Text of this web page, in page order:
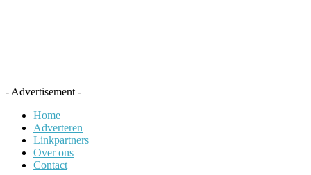
- Advertisement -
Home
Adverteren
Linkpartners
Over ons
Contact